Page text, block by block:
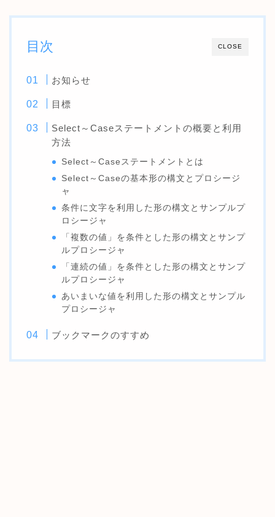
CLOSE
目次
お知らせ
目標
Select～Caseステートメントの概要と利用
方法
Select～Caseステートメントとは
Select～Caseの基本形の構文とプロシージ
ャ
条件に文字を利用した形の構文とサンプルプ
ロシージャ
「複数の値」を条件とした形の構文とサンプ
ルプロシージャ
「連続の値」を条件とした形の構文とサンプ
ルプロシージャ
あいまいな値を利用した形の構文とサンプル
プロシージャ
ブックマークのすすめ